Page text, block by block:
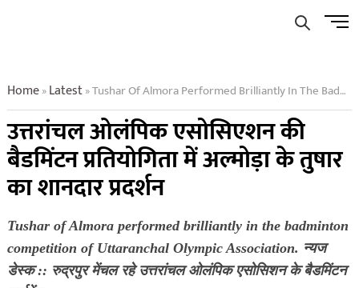
Menu
Home»Latest»Tushar Of Almora Performed Brilliantly In The Badminton Competition Of Uttaranchal Olympic Association
उत्तरांचल ओलंपिक एसोसिएशन की
बैडमिंटन प्रतियोगिता में अल्मोड़ा के तुषार
का शानदार प्रदर्शन
Tushar of Almora performed brilliantly in the badminton
competition of Uttaranchal Olympic Association. न्यज
डेस्क :: रुद्रपुर मेंचल रहे उत्तरांचल ओलंपिक एसोसिशन के बैडमिंटन